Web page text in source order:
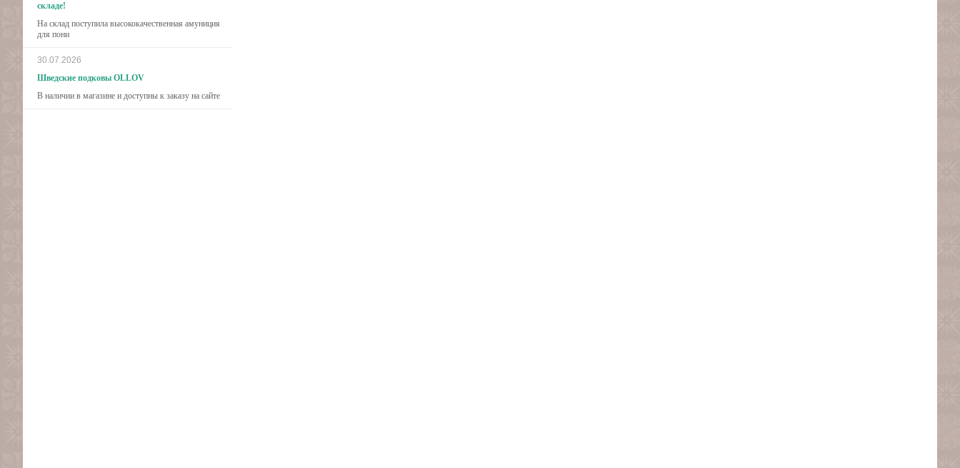
складе!
На склад поступила высококачественная амуниция
для пони
30.07.2026
Шведские подковы OLLOV
В наличии в магазине и доступны к заказу на сайте